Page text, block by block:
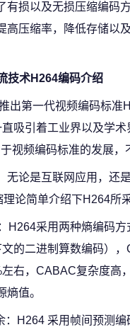
有损以及无损压缩编码
高压缩率，降低存储以
技术H264编码介绍
出第一代视频编码标
吸引着工业界以及学
视频编码标准的发展，
无论是互联网应用，还
论简单介绍下H264所
H264采用两种熵编码
的二进制算数编码）
右，CABAC复杂度高
值。
：H264 采用帧间预测